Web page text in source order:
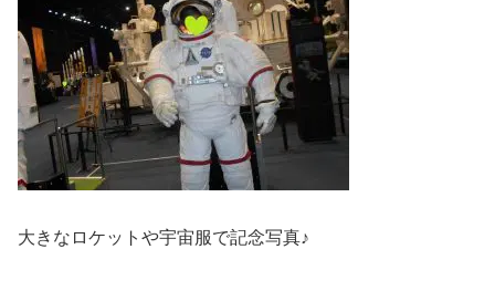
大きなロケットや宇宙服で記念写真♪